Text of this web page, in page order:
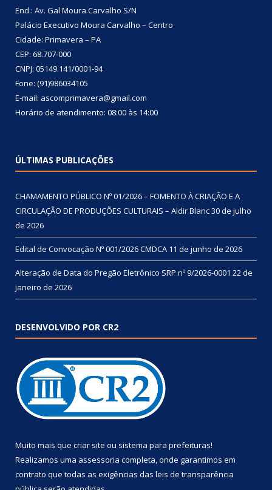
End.: Av. Gal Moura Carvalho S/N
Palácio Executivo Moura Carvalho – Centro
Cidade: Primavera – PA
CEP: 68.707-000
CNPJ: 05149.141/0001-94
Fone: (91)986034105
E-mail: ascomprimavera@gmail.com
Horário de atendimento: 08:00 às 14:00
ÚLTIMAS PUBLICAÇÕES
CHAMAMENTO PÚBLICO Nº 01/2026 – FOMENTO À CRIAÇÃO E A
CIRCULAÇÃO DE PRODUÇÕES CULTURAIS – Aldir Blanc30 de julho
de 2026
Edital de Convocação Nº 001/2026 CMDCA 11 de junho de 2026
Alteração de Data do Pregão Eletrônico SRP nº 9/2026-0001 22 de
janeiro de 2026
DESENVOLVIDO POR CR2
Muito mais que criar site ou sistema para prefeituras!
Realizamos uma assessoria completa, onde garantimos em
contrato que todas as exigências das leis de transparência